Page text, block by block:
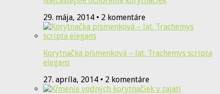
29. mája, 2014 • 2 komentáre
Korytnačka písmenková – lat. Trachemys scripta
elegans
27. apríla, 2014 • 2 komentáre